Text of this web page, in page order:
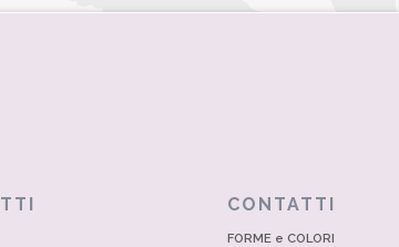
CONTATTI
FORME e COLORI